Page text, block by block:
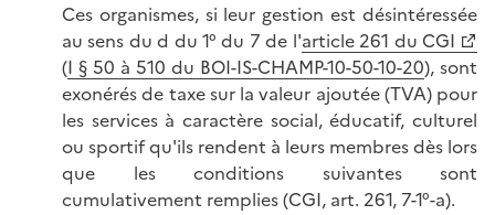
Ces organismes, si leur gestion est désintéressée
au sens du d du 1° du 7 de l'article 261 du CGI
(I § 50 à 510 du BOI-IS-CHAMP-10-50-10-20), sont
exonérés de taxe sur la valeur ajoutée (TVA) pour
les services à caractère social, éducatif, culturel
ou sportif qu'ils rendent à leurs membres dès lors
que les conditions suivantes sont
cumulativement remplies (CGI, art. 261, 7-1°-a).